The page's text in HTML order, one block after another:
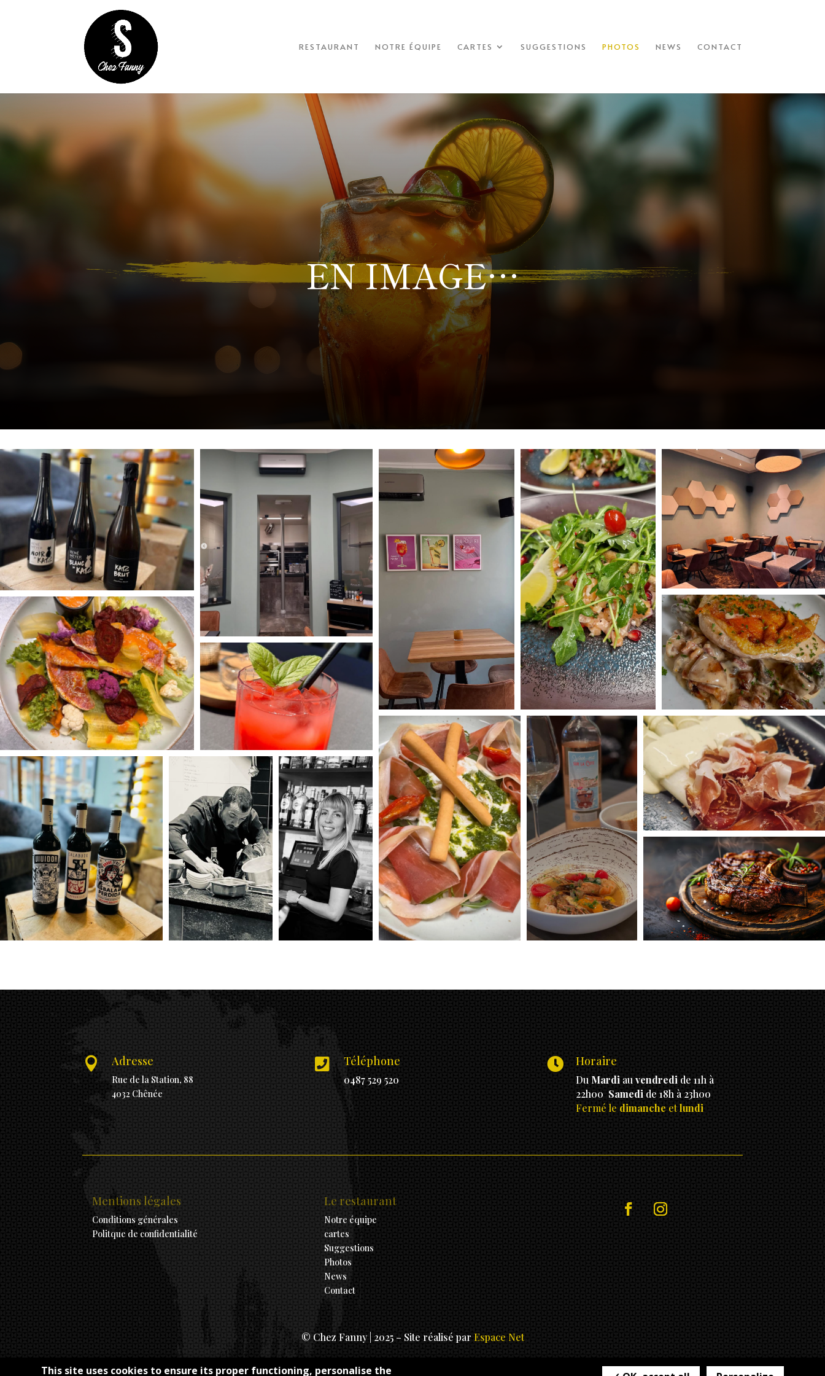
RESTAURANT NOTRE ÉQUIPE CARTES SUGGESTIONS PHOTOS NEWS CONTACT
EN IMAGE…
 Adresse
Rue de la Station, 88
4032 Chênée
 Téléphone
0487 529 520
 Horaire
Du Mardi auvendredi de 11h à
22h00 Samedi de 18h à 23h00
Fermé le dimanche etlundi
Mentions légales
Conditions générales
Politque de confidentialité
Le restaurant
Notre équipe
cartes
Suggestions
Photos
News
Contact
© Chez Fanny | 2025 – Site réalisé par Espace Net
This site uses cookies to ensure its proper functioning, personalise the